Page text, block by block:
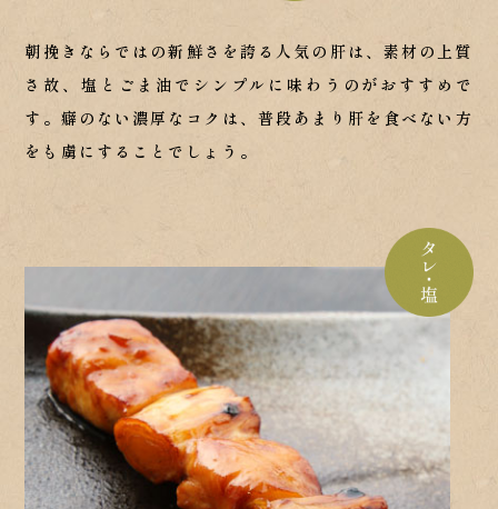
朝挽きならではの新鮮さを誇る人気の肝は、素材の上質
さ故、塩とごま油でシンプルに味わうのがおすすめで
す。癖のない濃厚なコクは、普段あまり肝を食べない方
をも虜にすることでしょう。